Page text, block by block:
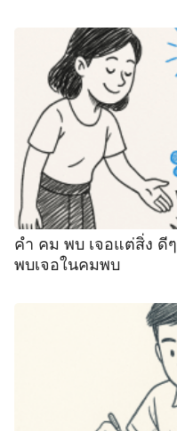
คํา คม พบ เจอแต่สิ่ง ดี
พบเจอในคมพบ